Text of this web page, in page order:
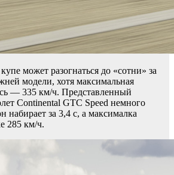
может разогнаться до «сотни» за
модели, хотя максимальная
— 335 км/ч. Представленный
Continental GTC Speed немного
набирает за 3,4 с, а максималка
285 км/ч.